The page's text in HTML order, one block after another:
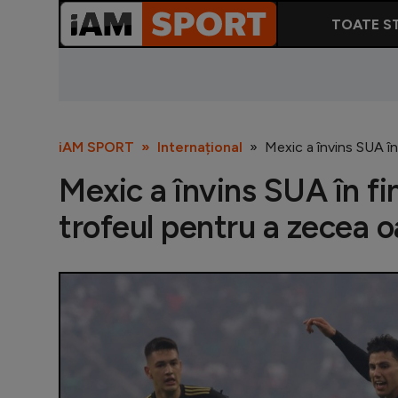
TOATE
iAM SPORT Internațional Mexic a învins SUA
Mexic a învins SUA în
trofeul pentru a zecea